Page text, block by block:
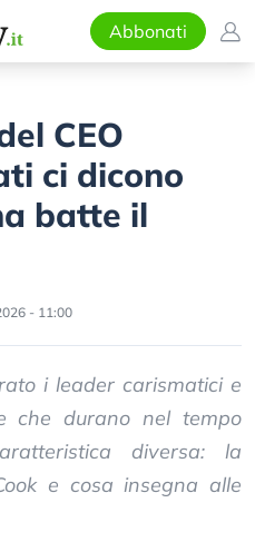
Abbonati
CEO
ci dicono
batte il
- 11:00
i leader carismatici e
che durano nel tempo
diversa: la
e cosa insegna alle